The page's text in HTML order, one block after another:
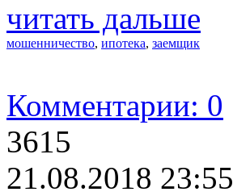
читать дальше
мошенничество, ипотека, заемщик
Комментарии: 0
3615
21.08.2018 23:55